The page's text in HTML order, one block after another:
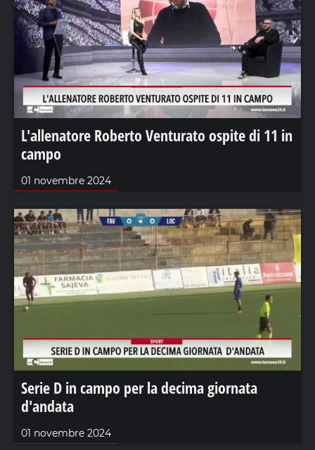
L'allenatore Roberto Venturato ospite di 11 in
campo
01 novembre 2024
Serie D in campo per la decima giornata
d'andata
01 novembre 2024